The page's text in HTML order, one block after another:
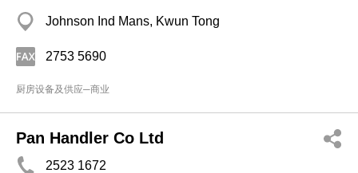
Johnson Ind Mans, Kwun Tong
2753 5690
厨房设备及供应─商业
Pan Handler Co Ltd
2523 1672